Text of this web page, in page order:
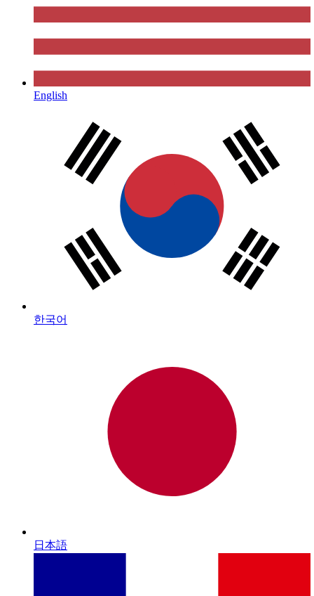
English
한국어
日本語